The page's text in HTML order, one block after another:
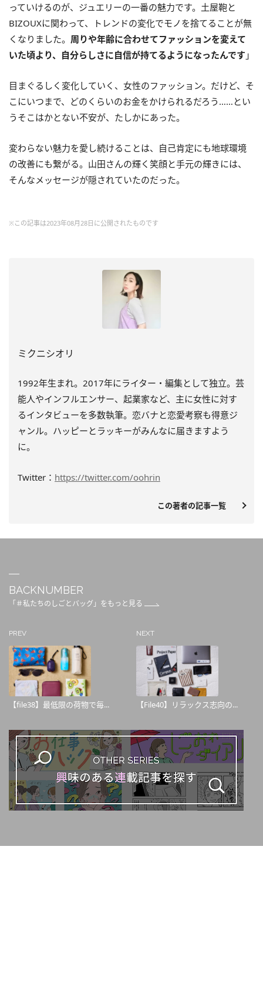
っていけるのが、ジュエリーの一番の魅力です。土屋鞄と
BIZOUXに関わって、トレンドの変化でモノを捨てることが無
くなりました。 周りや年齢に合わせてファッションを変えて
いた頃より、自分らしさに自信が持てるようになったんです 」
目まぐるしく変化していく、女性のファッション。だけど、そ
こにいつまで、どのくらいのお金をかけられるだろう……とい
うそこはかとない不安が、たしかにあった。
変わらない魅力を愛し続けることは、自己肯定にも地球環境
の改善にも繋がる。山田さんの輝く笑顔と手元の輝きには、
そんなメッセージが隠されていたのだった。
※この記事は2023年08月28日に公開されたものです
ミクニシオリ
1992年生まれ。2017年にライター・編集として独立。芸
能人やインフルエンサー、起業家など、主に女性に対す
るインタビューを多数執筆。恋バナと恋愛考察も得意ジ
ャンル。ハッピーとラッキーがみんなに届きますよう
に。
Twitter： https://twitter.com/oohrin
この著者の記事一覧
BACKNUMBER
「＃私たちのしごとバッグ」をもっと見る
PREV
【file38】最低限の荷物で毎...
NEXT
【File40】リラックス志向の...